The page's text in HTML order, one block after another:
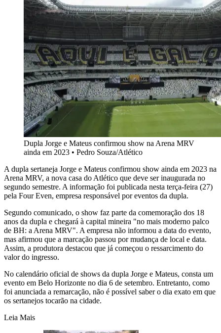
Dupla Jorge e Mateus confirmou show na Arena MRV
ainda em 2023 • Pedro Souza/Atlético
A dupla sertaneja Jorge e Mateus confirmou show ainda em 2023 na
Arena MRV, a nova casa do Atlético que deve ser inaugurada no
segundo semestre. A informação foi publicada nesta terça-feira (27)
pela Four Even, empresa responsável por eventos da dupla.
Segundo comunicado, o show faz parte da comemoração dos 18
anos da dupla e chegará à capital mineira "no mais moderno palco
de BH: a Arena MRV". A empresa não informou a data do evento,
mas afirmou que a marcação passou por mudança de local e data.
Assim, a produtora destacou que já começou o ressarcimento do
valor do ingresso.
No calendário oficial de shows da dupla Jorge e Mateus, consta um
evento em Belo Horizonte no dia 6 de setembro. Entretanto, como
foi anunciada a remarcação, não é possível saber o dia exato em que
os sertanejos tocarão na cidade.
Leia Mais